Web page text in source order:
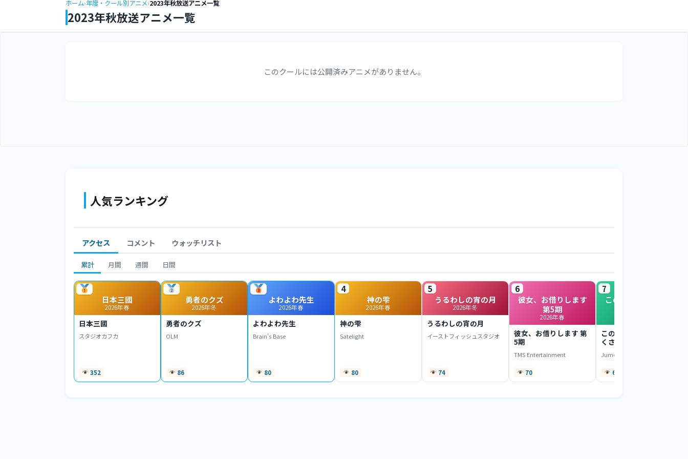
ホーム›年度・クール別アニメ›2023年秋放送アニメ一覧
2023年秋放送アニメ一覧
このクールには公開済みアニメがありません。
人気ランキング
アクセス コメント ウォッチリスト
累計 月間 週間 日間
日本三國
2026年春
日本三國
スタジオカフカ
352
勇者のクズ
2026年冬
勇者のクズ
OLM
86
よわよわ先生
2026年春
よわよわ先生
Brain's Base
80
4
神の雫
2026年春
神の雫
Satelight
80
5
うるわしの宵の月
2026年冬
うるわしの宵の月
イーストフィッシュスタジオ
74
6
彼女、お借りします
第5期
2026年春
彼女、お借りします 第
5期
TMS Entertainment
70
7
このヒーラー、めん
このヒーラー、めんど
くさい
Jumondou
67